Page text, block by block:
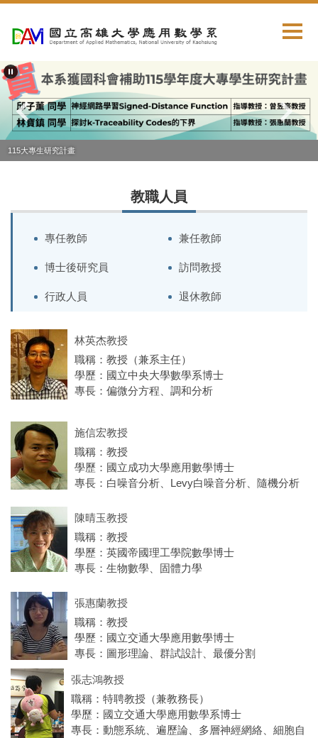
到
主
要
內
容
區
115大專生研究計畫
教職人員
專任教師 兼任教師
博士後研究員 訪問教授
行政人員 退休教師
林英杰教授
職稱：教授（兼系主任）
學歷：國立中央大學數學系博士
專長：偏微分方程、調和分析
施信宏教授
職稱：教授
學歷：國立成功大學應用數學博士
專長：白噪音分析、Levy白噪音分析、隨機分析
陳晴玉教授
職稱：教授
學歷：英國帝國理工學院數學博士
專長：生物數學、固體力學
張惠蘭教授
職稱：教授
學歷：國立交通大學應用數學博士
專長： 圖形理論、群試設計、最優分割
張志鴻教授
職稱：特聘教授（兼教務長）
學歷：國立交通大學應用數學系博士
專長：動態系統、遍歷論、多層神經網絡、細胞自